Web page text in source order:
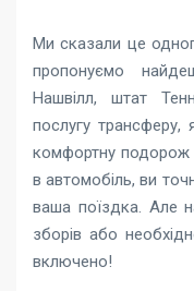
Ми сказали це
пропонуємо
Нашвілл, штат
послугу
комфортну
в автомобіль, ви
ваша поїздка. Але
зборів або
включено!